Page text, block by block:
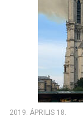
2019. ÁPRILIS 18.